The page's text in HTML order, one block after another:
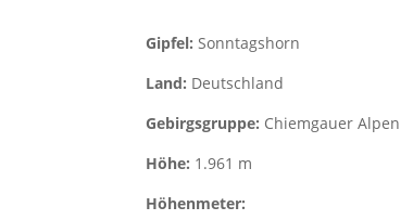
Gipfel:Sonntagshorn
Land: Deutschland
Gebirgsgruppe: Chiemgauer Alpen
Höhe: 1.961 m
Höhenmeter: